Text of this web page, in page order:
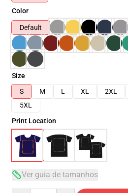
Color
Default
Size
S
M L XL 2XL
5XL
Print Location
Ver guia de tamanhos